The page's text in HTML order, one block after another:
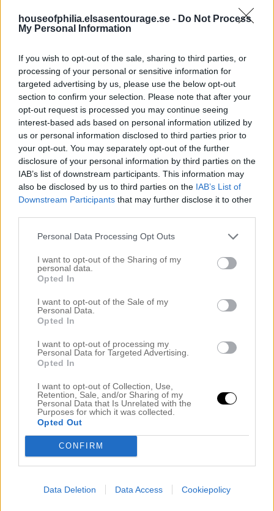
houseofphilia.elsasentourage.se - Do Not Process
My Personal Information
If you wish to opt-out of the sale, sharing to third parties, or
processing of your personal or sensitive information for
targeted advertising by us, please use the below opt-out
section to confirm your selection. Please note that after your
opt-out request is processed you may continue seeing
interest-based ads based on personal information utilized by
us or personal information disclosed to third parties prior to
your opt-out. You may separately opt-out of the further
disclosure of your personal information by third parties on the
IAB’s list of downstream participants. This information may
also be disclosed by us to third parties on the IAB’s List of
Downstream Participants that may further disclose it to other
Personal Data Processing Opt Outs
I want to opt-out of the Sharing of my
personal data.
Opted In
I want to opt-out of the Sale of my
Personal Data.
Opted In
I want to opt-out of processing my
Personal Data for Targeted Advertising.
Opted In
I want to opt-out of Collection, Use,
Retention, Sale, and/or Sharing of my
Personal Data that Is Unrelated with the
Purposes for which it was collected.
Opted Out
CONFIRM
Data Deletion Data Access Cookiepolicy
Sök
Kategorier
Äktenskapet & Bröllopet
Annons
ANNONS INREDA.COM
Badrummet
Badrummet
Big in Turkey
Bloggeventet 2012
Busen
Buses rum
Dagens Noah
Ewa i Walla
Filmklipp
Förlossningen
Fotograferingar & Uppdrag
INNEHÅLLER REKLAMLÄNK – PRODUKT KÖPT MED
RABATT
INNEHÅLLER REKLAMLÄNKAR
Jul i Lanthandeln
Julhysterin 2014